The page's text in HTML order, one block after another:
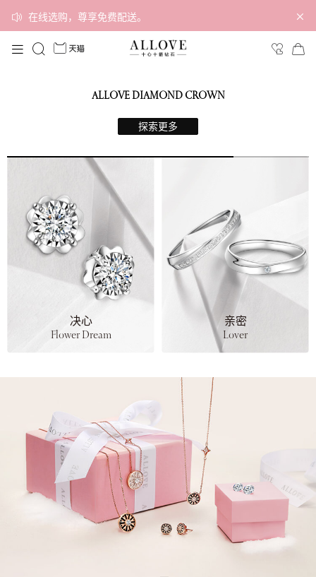
在线选购，尊享免费配送。
ALLOVE DIAMOND CROWN
探索更多
决心
Flower Dream
亲密
Lover